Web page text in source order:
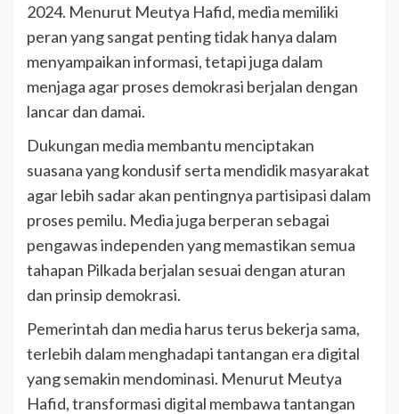
2024. Menurut Meutya Hafid, media memiliki
peran yang sangat penting tidak hanya dalam
menyampaikan informasi, tetapi juga dalam
menjaga agar proses demokrasi berjalan dengan
lancar dan damai.
Dukungan media membantu menciptakan
suasana yang kondusif serta mendidik masyarakat
agar lebih sadar akan pentingnya partisipasi dalam
proses pemilu. Media juga berperan sebagai
pengawas independen yang memastikan semua
tahapan Pilkada berjalan sesuai dengan aturan
dan prinsip demokrasi.
Pemerintah dan media harus terus bekerja sama,
terlebih dalam menghadapi tantangan era digital
yang semakin mendominasi. Menurut Meutya
Hafid, transformasi digital membawa tantangan